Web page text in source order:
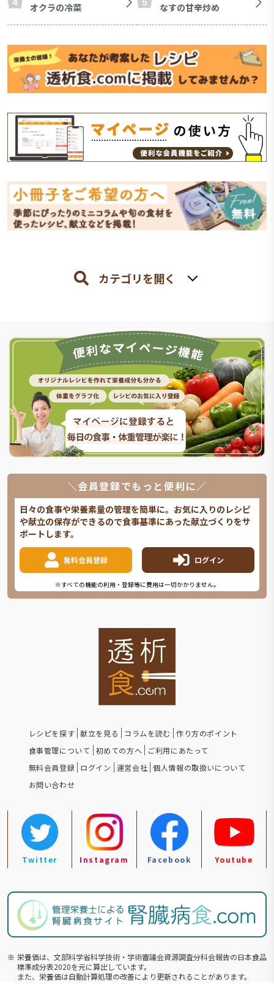
オクラの冷菜 なすの甘辛炒め
カテゴリを開く
＼会員登録でもっと便利に／
日々の食事や栄養素量の管理を簡単に。お気に入りのレシピ
や献立の保存ができるので食事基準にあった献立づくりをサ
ポートします。
無料会員登録 ログイン
※すべての機能の利用・登録等に費用は一切かかりません。
レシピを探す 献立を見る コラムを読む
作り方のポイント
食事管理について
初めての方へ
ご利用にあたって
無料会員登録 ログイン 運営会社 個人情報の取扱いについて
お問い合わせ
Twitter Instagram Facebook Youtube
※ 栄養価は、文部科学省科学技術・学術審議会資源調査分科会報告の⽇本食品
標準成分表2020を元に算出しています。
また、栄養価は自動計算処理の改善により更新されることがあります。